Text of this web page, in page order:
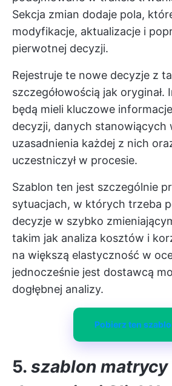
Sekcja zmian dodaje pola,
modyfikacje, aktualizacje i
pierwotnej decyzji.
Rejestruje te nowe decyzje z
szczegółowością jak oryginał.
będą mieli kluczowe
decyzji, danych stanowiących
uzasadnienia każdej z nich
uczestniczył w procesie.
Szablon ten jest szczególnie
sytuacjach, w których trzeba
decyzje w szybko
takim jak analiza kosztów i
na większą elastyczność w
jednocześnie jest dostawcą
dogłębnej analizy.
Pobierz ten
5. szablon matrycy